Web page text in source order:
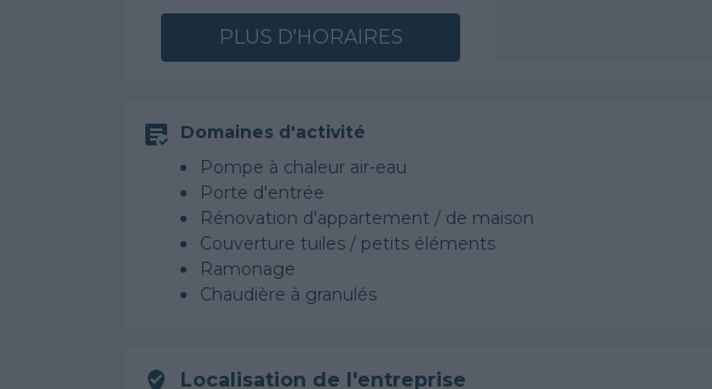
PLUS D'HORAIRES
Domaines d'activité
Pompe à chaleur air-eau
Porte d'entrée
Rénovation d'appartement / de maison
Couverture tuiles / petits éléments
Ramonage
Chaudière à granulés
Localisation de l'entreprise